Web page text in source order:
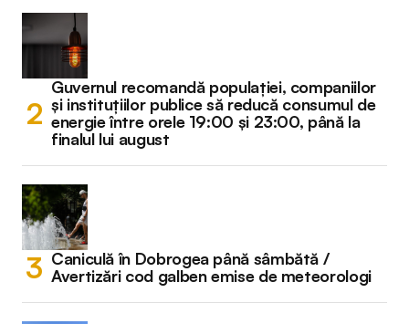
Guvernul recomandă populației, companiilor
și instituțiilor publice să reducă consumul de
energie între orele 19:00 și 23:00, până la
finalul lui august
Caniculă în Dobrogea până sâmbătă /
Avertizări cod galben emise de meteorologi